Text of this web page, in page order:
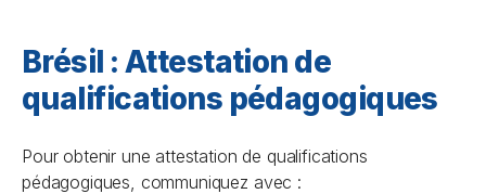
Brésil : Attestation de
qualifications pédagogiques
Pour obtenir une attestation de qualifications
pédagogiques, communiquez avec :